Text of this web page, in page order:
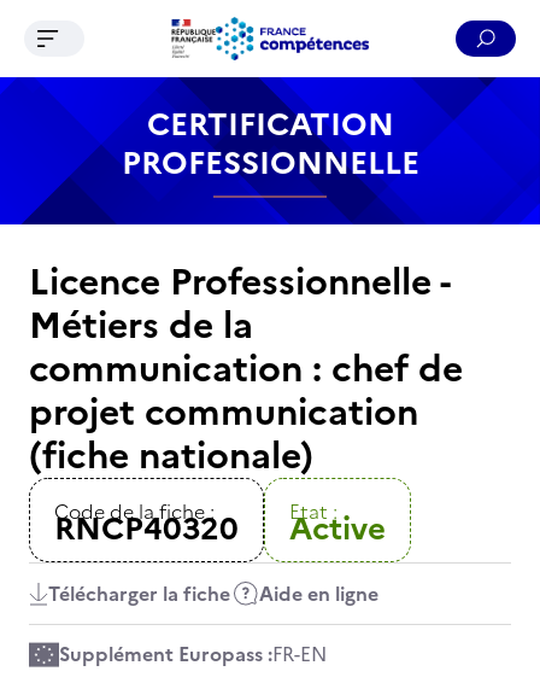
Contenu Recherche Menu Pied de page
Ouvrir le menu de navigation
CERTIFICATION
PROFESSIONNELLE
Licence Professionnelle -
Métiers de la
communication : chef de
projet communication
(fiche nationale)
Code de la fiche :
RNCP40320 Etat :
Active
Télécharger la fiche Aide en ligne
Supplément Europass :FR-EN